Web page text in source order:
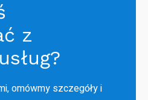
z
omówmy szczegóły i